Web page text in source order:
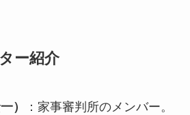
ー紹介
）
：家事審判所のメンバー。